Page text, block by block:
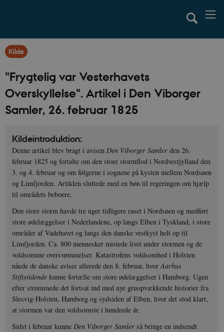
Kilde
"Frygtelig var Vesterhavets
Overskyllelse". Artikel i Den Viborger
Samler, 26. februar 1825
Kildeintroduktion:
Denne artikel blev bragt i avisenDen Viborger Samler den 26.
februar 1825 og fortalte om den store stormflod i Nordvestjylland den
3. og 4. februar og om følgerne i sognene på kysten mellem Nordsøen
og Limfjorden. Artiklen sluttede med en bøn til regeringen om hjælp
til områdets beboere.
Den store storm havde tre uger tidligere raset i Nordsøen og medført
store ødelæggelser i Nederlandene, op langs Elben i Tyskland, i store
områder af Vadehavet og langs den danske vestkyst helt op til
Limfjorden. Ca. 800 mennesker mistede livet under stormen og de
voldsomme oversvømmelser. Katastrofens voldsomhed i Holsten
nåede de danske aviser allerede den 8. februar, hvorAarhus
Stiftstidendekunne fortælle om store ødelæggelser i Hamborg. Ugen
efter strømmede det fortsat ind med nye gruopvækkende historier fra
Slesvig-Holsten, Hamborg og sydsiden af Elben, hvor det stod klart,
at stormen var den voldsomste i hundrede år.
Sidst i februar kunneDen Viborger Samlerså bringe en indsendt